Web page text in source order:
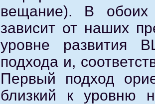
вещание). В обоих
зависит от наших
уровне развития
подхода и,
Первый подход
близкий к уровню